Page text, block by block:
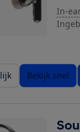
In-
Bekijk snel